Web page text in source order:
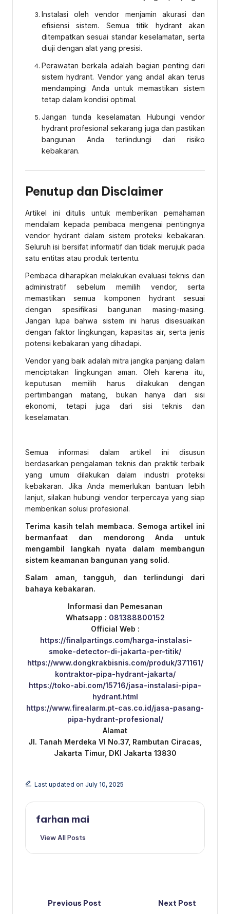
Instalasi oleh vendor menjamin akurasi dan
efisiensi sistem. Semua titik hydrant akan
ditempatkan sesuai standar keselamatan, serta
diuji dengan alat yang presisi.
Perawatan berkala adalah bagian penting dari
sistem hydrant. Vendor yang andal akan terus
mendampingi Anda untuk memastikan sistem
tetap dalam kondisi optimal.
Jangan tunda keselamatan. Hubungi vendor
hydrant profesional sekarang juga dan pastikan
bangunan Anda terlindungi dari risiko
kebakaran.
Penutup dan Disclaimer
Artikel ini ditulis untuk memberikan pemahaman
mendalam kepada pembaca mengenai pentingnya
vendor hydrant dalam sistem proteksi kebakaran.
Seluruh isi bersifat informatif dan tidak merujuk pada
satu entitas atau produk tertentu.
Pembaca diharapkan melakukan evaluasi teknis dan
administratif sebelum memilih vendor, serta
memastikan semua komponen hydrant sesuai
dengan spesifikasi bangunan masing-masing.
Jangan lupa bahwa sistem ini harus disesuaikan
dengan faktor lingkungan, kapasitas air, serta jenis
potensi kebakaran yang dihadapi.
Vendor yang baik adalah mitra jangka panjang dalam
menciptakan lingkungan aman. Oleh karena itu,
keputusan memilih harus dilakukan dengan
pertimbangan matang, bukan hanya dari sisi
ekonomi, tetapi juga dari sisi teknis dan
keselamatan.
Semua informasi dalam artikel ini disusun
berdasarkan pengalaman teknis dan praktik terbaik
yang umum dilakukan dalam industri proteksi
kebakaran. Jika Anda memerlukan bantuan lebih
lanjut, silakan hubungi vendor terpercaya yang siap
memberikan solusi profesional.
Terima kasih telah membaca. Semoga artikel ini
bermanfaat dan mendorong Anda untuk
mengambil langkah nyata dalam membangun
sistem keamanan bangunan yang solid.
Salam aman, tangguh, dan terlindungi dari
bahaya kebakaran.
Informasi dan Pemesanan
Whatsapp : 081388800152
Official Web :
https://finalpartings.com/harga-instalasi-
smoke-detector-di-jakarta-per-titik/
https://www.dongkrakbisnis.com/produk/371161/
kontraktor-pipa-hydrant-jakarta/
https://toko-abi.com/15716/jasa-instalasi-pipa-
hydrant.html
https://www.firealarm.pt-cas.co.id/jasa-pasang-
pipa-hydrant-profesional/
Alamat
Jl. Tanah Merdeka VI No.37, Rambutan Ciracas,
Jakarta Timur, DKI Jakarta 13830
Last updated on July 10, 2025
farhan mai
View All Posts
Post
Previous Post Next Post